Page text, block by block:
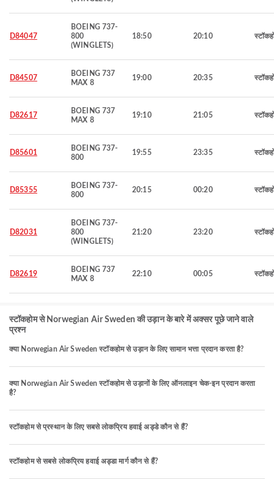
D84047
BOEING 737-
800
(WINGLETS)
18:50 20:10
D84507
BOEING 737
MAX 8
19:00 20:35
D82617
BOEING 737
MAX 8
19:10 21:05
D85601
BOEING 737-
800
19:55 23:35
D85355
BOEING 737-
800
20:15 00:20
D82031
BOEING 737-
800
(WINGLETS)
21:20 23:20
D82619
BOEING 737
MAX 8
22:10 00:05
स्टॉकहोम से Norwegian Air Sweden की उड़ान के बारे में अक्सर पूछे जाने वाले
प्रश्न
क्या Norwegian Air Sweden स्टॉकहोम से उड़ान के लिए सामान भत्ता प्रदान करता है?
क्या Norwegian Air Sweden स्टॉकहोम से उड़ानों के लिए ऑनलाइन चेक-इन प्रदान करता
है?
स्टॉकहोम से प्रस्थान के लिए सबसे लोकप्रिय हवाई अड्डे कौन से हैं?
स्टॉकहोम से सबसे लोकप्रिय हवाई अड्डा मार्ग कौन से हैं?